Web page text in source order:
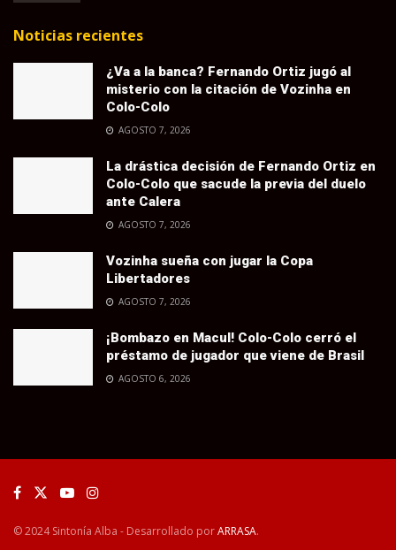
Noticias recientes
¿Va a la banca? Fernando Ortiz jugó al
misterio con la citación de Vozinha en
Colo-Colo
AGOSTO 7, 2026
La drástica decisión de Fernando Ortiz en
Colo-Colo que sacude la previa del duelo
ante Calera
AGOSTO 7, 2026
Vozinha sueña con jugar la Copa
Libertadores
AGOSTO 7, 2026
¡Bombazo en Macul! Colo-Colo cerró el
préstamo de jugador que viene de Brasil
AGOSTO 6, 2026
© 2024 Sintonía Alba - Desarrollado porARRASA.